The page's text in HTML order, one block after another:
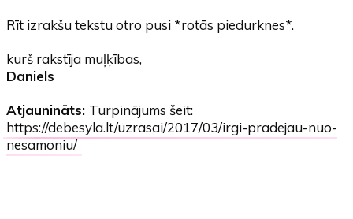
Rīt izrakšu tekstu otro pusi *rotās piedurknes*.
kurš rakstīja muļķības,
Daniels
Atjaunināts: Turpinājums šeit:
https://debesyla.lt/uzrasai/2017/03/irgi-pradejau-nuo-
nesamoniu/